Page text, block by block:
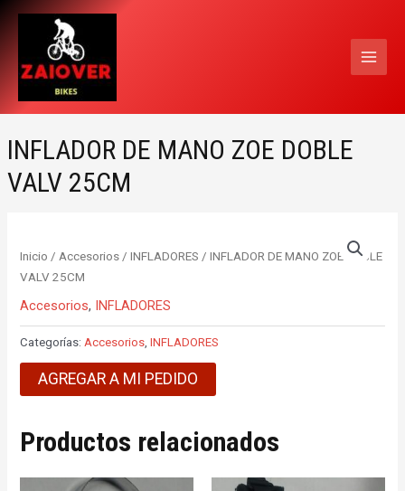
contenido
INFLADOR DE MANO ZOE DOBLE
VALV 25CM
Inicio / Accesorios /INFLADORES / INFLADOR DE MANO ZOE DOBLE
VALV 25CM
Accesorios, INFLADORES
Categorías:Accesorios,INFLADORES
AGREGAR A MI PEDIDO
Productos relacionados